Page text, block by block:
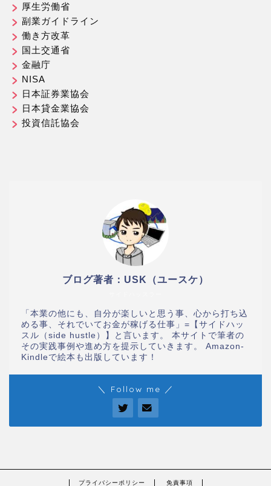
厚生労働省
副業ガイドライン
働き方改革
国土交通省
金融庁
NISA
日本証券業協会
日本貸金業協会
投資信託協会
ブログ著者：USK（ユースケ）
「本業の他にも、自分が楽しいと思う事、心から打ち込
める事、それでいてお金が稼げる仕事」=【サイドハッ
スル（side hustle）】と言います。 本サイトで筆者の
その実践事例や進め方を提示していきます。 Amazon-
Kindleで絵本も出版しています！
＼ Follow me ／
プライバシーポリシー 免責事項